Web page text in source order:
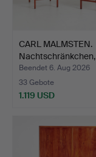
CARL MALMSTEN.
Nachtschränkchen,
"Birgitta…
Beendet 6. Aug 2026
33 Gebote
1.119 USD